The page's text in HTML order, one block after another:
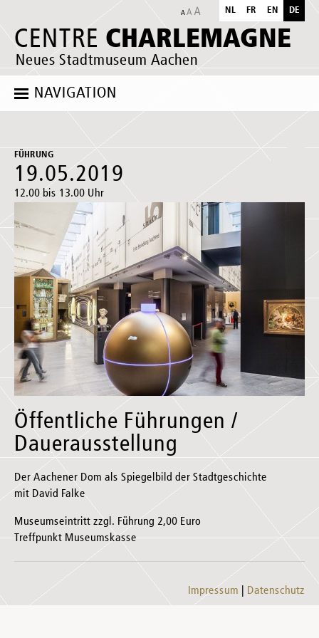
CENTRE CHARLEMAGNE
Neues Stadtmuseum Aachen
NL FR EN DE
NAVIGATION
FÜHRUNG
19.05.2019
12.00 bis 13.00 Uhr
Öffentliche Führungen /
Dauerausstellung
Der Aachener Dom als Spiegelbild der Stadtgeschichte
mit David Falke
Museumseintritt zzgl. Führung 2,00 Euro
Treffpunkt Museumskasse
Impressum Datenschutz